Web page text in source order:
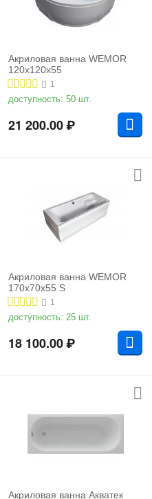
Акриловая ванна WEMOR
120x120x55
1
доступность: 50 шт.
21 200.00₽
Акриловая ванна WEMOR
170x70x55 S
1
доступность: 25 шт.
18 100.00₽
Акриловая ванна Акватек